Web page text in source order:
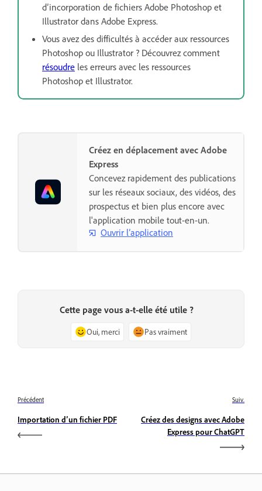
d’incorporation de fichiers Adobe Photoshop et
Illustrator dans Adobe Express.
Vous avez des difficultés à accéder aux ressources
Photoshop ou Illustrator ? Découvrez comment
résoudre les erreurs avec les ressources
Photoshop et Illustrator.
Créez en déplacement avec Adobe
Express
Concevez rapidement des publications
sur les réseaux sociaux, des vidéos, des
prospectus et bien plus encore avec
l'application mobile tout-en-un.
Ouvrir l’application
Cette page vous a-t-elle été utile ?
Oui, merci Pas vraiment
Précédent
Importation d’un fichier PDF
Suiv.
Créez des designs avec Adobe
Express pour ChatGPT